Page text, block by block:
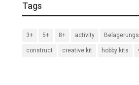
Tags
3+ 5+ 8+ activity
construct creative kit hobby kits